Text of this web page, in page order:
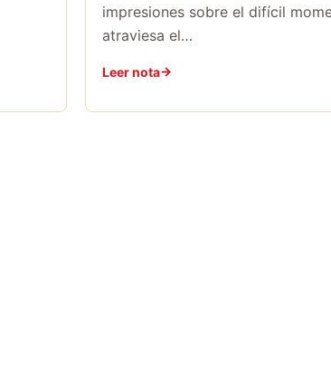
impresiones sobre el difícil
atraviesa el…
Leer nota